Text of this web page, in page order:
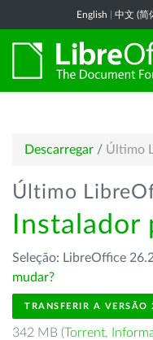
English 中文 (简
Descarregar / Último
Último
Instalador
Seleção: LibreOffice
mudar?
TRANSFERIR A VERSÃO
342 MB (Torrent,